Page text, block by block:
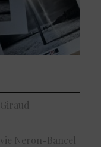
Neron-Bancel